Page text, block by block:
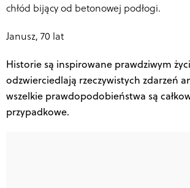
chłód bijący od betonowej podłogi.
Janusz, 70 lat
Historie są inspirowane prawdziwym
odzwierciedlają rzeczywistych zdarzeń
wszelkie prawdopodobieństwa są
przypadkowe.